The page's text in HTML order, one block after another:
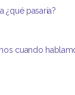
¿qué pasaría?
cuando